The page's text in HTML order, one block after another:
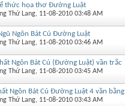
thức họa thơ Đường Luật
Thứ Lang, 11-08-2010 03:48 AM
Ngôn Bát Cú Đường Luật
Thứ Lang, 11-08-2010 03:46 AM
Ngôn Bát Cú (Đường Luật) vần trắc
Thứ Lang, 11-08-2010 03:45 AM
Ngôn Bát Cú Đường Luật 4 vần bằng
Thứ Lang, 11-08-2010 03:43 AM